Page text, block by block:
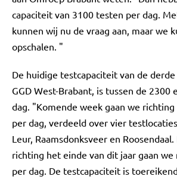
capaciteit van 3100 testen per dag.
kunnen wij nu de vraag aan, maar we
opschalen. "
De huidige testcapaciteit van de derde
GGD West-Brabant, is tussen de 2300
dag. "Komende week gaan we
per dag, verdeeld over vier
Leur, Raamsdonksveer en
richting het einde van dit jaar gaan we
per dag. De testcapaciteit is